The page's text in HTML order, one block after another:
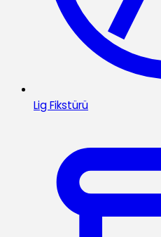
Lig Fikstürü